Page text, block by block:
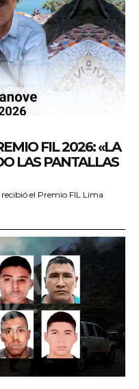
FIL 2026: «LA
LAS PANTALLAS
el Premio FIL Lima